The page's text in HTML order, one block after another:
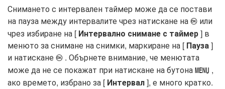
Снимането с интервален таймер може да се постави
на пауза между интервалите чрез натискане на J или
чрез избиране на [ Интервално снимане с таймер] в
менюто за снимане на снимки, маркиране на [ Пауза]
и натискане J . Обърнете внимание, че менютата
може да не се покажат при натискане на бутона G ,
ако времето, избрано за [ Интервал], е много кратко.